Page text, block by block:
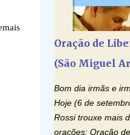
vossos fiéis com a
fazei que
gozemos sempre
Cristo, Senhor
céu e da terra; e
Filho, nosso
poder do Espí­rito
Oração de
(São Miguel
Bom dia irmãs e
Hoje (6 de
Rossi trouxe mais
orações: Oração